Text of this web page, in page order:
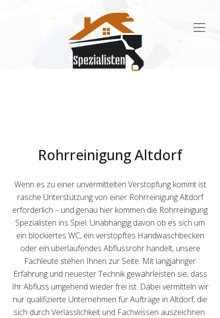
Rohrreinigung Altdorf
Wenn es zu einer unvermittelten Verstopfung kommt ist
rasche Unterstützung von einer Rohrreinigung Altdorf
erforderlich – und genau hier kommen die Rohrreinigung
Spezialisten ins Spiel. Unabhängig davon ob es sich um
ein blockiertes WC, ein verstopftes Handwaschbecken
oder ein überlaufendes Abflussrohr handelt, unsere
Fachleute stehen Ihnen zur Seite. Mit langjähriger
Erfahrung und neuester Technik gewährleisten sie, dass
Ihr Abfluss umgehend wieder frei ist. Dabei vermitteln wir
nur qualifizierte Unternehmen für Aufträge in Altdorf, die
sich durch Verlässlichkeit und Fachwissen auszeichnen.